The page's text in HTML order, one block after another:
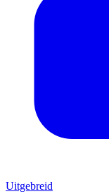
Uitgebreid